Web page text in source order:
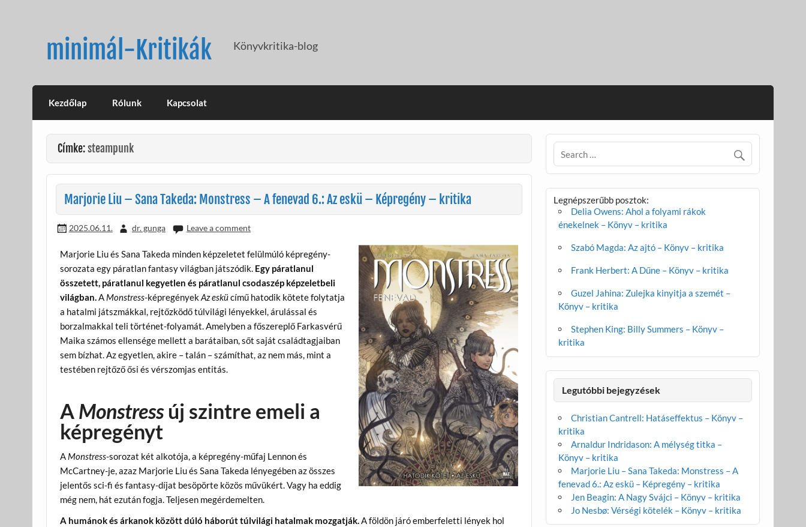
minimál-Kritikák Könyvkritika-blog
Kezdőlap Rólunk Kapcsolat
Címke:steampunk
Marjorie Liu – Sana Takeda: Monstress – A fenevad 6.: Az eskü – Képregény – kritika
2025.06.11. dr. gunga Leave a comment
Marjorie Liu és Sana Takeda minden képzeletet felülmúló képregény-
sorozata egy páratlan fantasy világban játszódik. Egy páratlanul
összetett, páratlanul kegyetlen és páratlanul csodaszép képzeletbeli
világban.A Monstress-képregényekAz eskücímű hatodik kötete folytatja
a hatalmi játszmákkal, rejtőzködő túlvilági lényekkel, árulással és
borzalmakkal teli történet-folyamát. Amelyben a főszereplő Farkasvérű
Maika számos ellensége mellett a barátaiban, sőt saját családtagjaiban
sem bízhat. Az egyetlen, akire – talán – számíthat, az nem más, mint a
testében rejtőző ősi és vérszomjas entitás.
AMonstressúj szintre emeli a
képregényt
A Monstress-sorozat két alkotója, a képregény-műfaj Lennon és
McCartney-je, azaz Marjorie Liu és Sana Takeda lényegében az összes
jelentős sci-fi és fantasy-díjat besöpörte közös művükért. Vagy ha eddig
még nem, hát ezután fogja. Teljesen megérdemelten.
A humánok és árkanok között dúló háborút túlvilági hatalmak mozgatják.A földön járó emberfeletti lények hol
Legnépszerűbb posztok:
Delia Owens: Ahol a folyami rákok
énekelnek – Könyv – kritika
Szabó Magda: Az ajtó – Könyv – kritika
Frank Herbert: A Dűne – Könyv – kritika
Guzel Jahina: Zulejka kinyitja a szemét –
Könyv – kritika
Stephen King: Billy Summers – Könyv –
kritika
Legutóbbi bejegyzések
Christian Cantrell: Hatáseffektus – Könyv –
kritika
Arnaldur Indridason: A mélység titka –
Könyv – kritika
Marjorie Liu – Sana Takeda: Monstress – A
fenevad 6.: Az eskü – Képregény – kritika
Jen Beagin: A Nagy Svájci – Könyv – kritika
Jo Nesbø: Vérségi kötelék – Könyv – kritika